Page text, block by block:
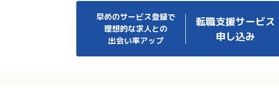
早めのサービス登録で
理想的な求人との
出会い率アップ
転職支援サービス
申し込み